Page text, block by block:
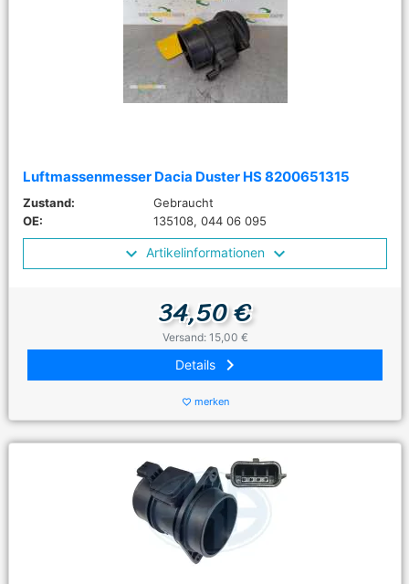
Luftmassenmesser Dacia Duster HS 8200651315
Zustand:
Gebraucht
OE:
135108, 044 06 095
Artikelinformationen
34,50 €
Versand: 15,00 €
Details keyboard_arrow_right
favorite_border merken